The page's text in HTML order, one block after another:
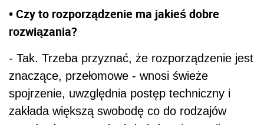
• Czy to rozporządzenie ma jakieś dobre
rozwiązania?
- Tak. Trzeba przyznać, że rozporządzenie jest
znaczące, przełomowe - wnosi świeże
spojrzenie, uwzględnia postęp techniczny i
zakłada większą swobodę co do rodzajów